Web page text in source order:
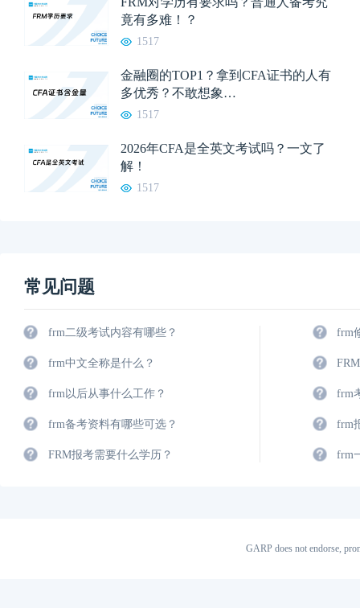
竟有多难！？
1517
金融圈的TOP1？拿到CFA证书的人有
多优秀？不敢想象…
1517
2026年CFA是全英文考试吗？一文了
解！
1517
常见问题
frm二级考试内容有哪些？
frm中文全称是什么？
frm以后从事什么工作？
frm备考资料有哪些可选？
FRM报考需要什么学历？
frm
frm
frm
frm
GARP does not endorse,